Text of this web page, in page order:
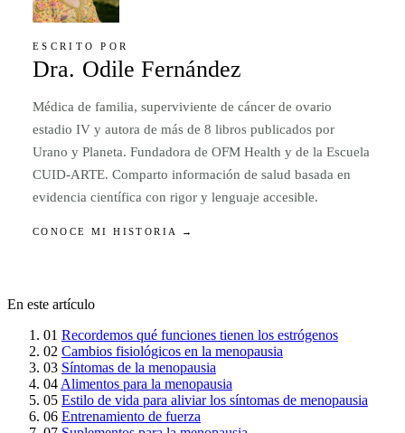
ESCRITO POR
Dra. Odile Fernández
Médica de familia, superviviente de cáncer de ovario
estadio IV y autora de más de 8 libros publicados por
Urano y Planeta. Fundadora de OFM Health y de la Escuela
CUID-ARTE. Comparto información de salud basada en
evidencia científica con rigor y lenguaje accesible.
CONOCE MI HISTORIA →
En este artículo
01 Recordemos qué funciones tienen los estrógenos
02 Cambios fisiológicos en la menopausia
03 Síntomas de la menopausia
04 Alimentos para la menopausia
05 Estilo de vida para aliviar los síntomas de menopausia
06 Entrenamiento de fuerza